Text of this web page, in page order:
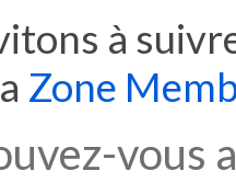
à
Zone
vous